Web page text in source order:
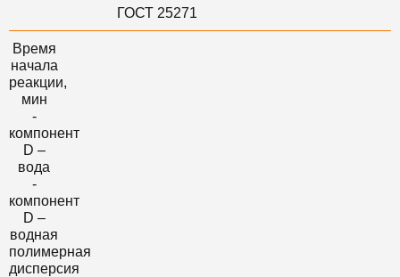
ГОСТ 25271
Время
начала
реакции,
мин
-
компонент
D –
вода
-
компонент
D –
водная
полимерная
дисперсия